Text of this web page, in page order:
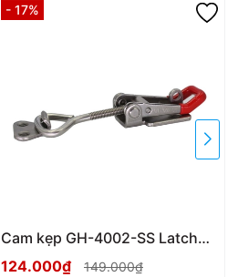
- 17%
Cam kẹp GH-4002-SS Latch
Toggle clamp
124.000₫ 149.000₫